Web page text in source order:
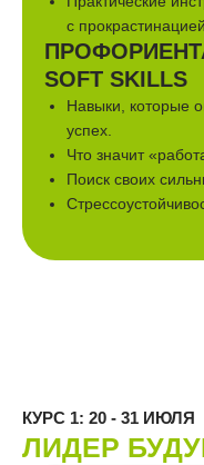
с прокрастинацией.
SOFT SKILLS
Навыки, которые
успех.
Что значит
Поиск своих
КУРС 1: 20 - 31 ИЮЛЯ
ЛИДЕР